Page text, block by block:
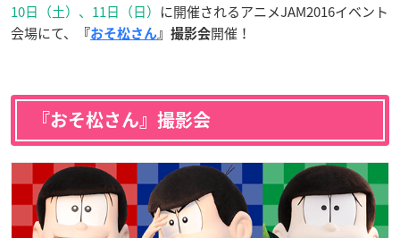
10日（土）、11日（日） に開催されるアニメJAM2016イベント
会場にて、
『おそ松さん 』 撮影会開催！
『おそ松さん』撮影会